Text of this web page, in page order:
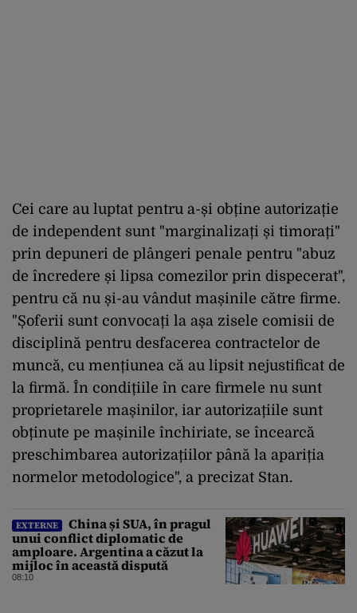
Cei care au luptat pentru a-și obține autorizație
de independent sunt "marginalizați și timorați"
prin depuneri de plângeri penale pentru "abuz
de încredere și lipsa comezilor prin dispecerat",
pentru că nu și-au vândut mașinile către firme.
"Șoferii sunt convocați la așa zisele comisii de
disciplină pentru desfacerea contractelor de
muncă, cu mențiunea că au lipsit nejustificat de
la firmă. În condițiile în care firmele nu sunt
proprietarele mașinilor, iar autorizațiile sunt
obținute pe mașinile închiriate, se încearcă
preschimbarea autorizațiilor până la apariția
normelor metodologice", a precizat Stan.
EXTERNE
China și SUA, în pragul
unui conflict diplomatic de
amploare. Argentina a căzut la
mijloc în această dispută
08:10